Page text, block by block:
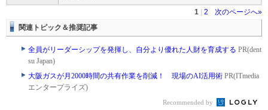
1 2
次のページへ»
関連トピック＆推奨記事
全員がリーダーシップを発揮し、自分より優れた人財を育成する PR(dent
su Japan)
大阪ガスが月2000時間の共有作業を削減！ 現場のAI活用術 PR(ITmedia
エンタープライズ)
Recommended by